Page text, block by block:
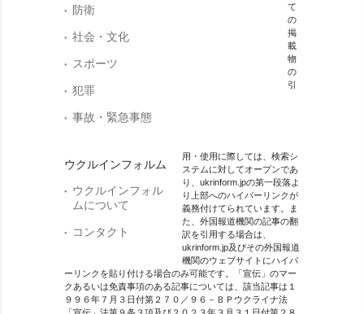
防衛
社会・文化
スポーツ
犯罪
事故・緊急事態
ウクルインフォルム
ウクルインフォル
ムについて
コンタクト
て
の
掲
載
物
の
引
用・使用に際しては、検索シ
ステムに対してオープンであ
り、ukrinform.jpの第一段落よ
り上部へのハイパーリンクが
義務付けてられています。ま
た、外国報道機関の記事の翻
訳を引用する場合は、
ukrinform.jp及びその外国報道
機関のウェブサイトにハイパ
ーリンクを貼り付ける場合のみ可能です。「宣伝」のマー
クあるいは免責事項のある記事については、該当記事は１
９９６年７月３日付第２７０／９６－ＢＰウクライナ法
「宣伝」法第９条３項及び２０２３年３月３１日付第２８